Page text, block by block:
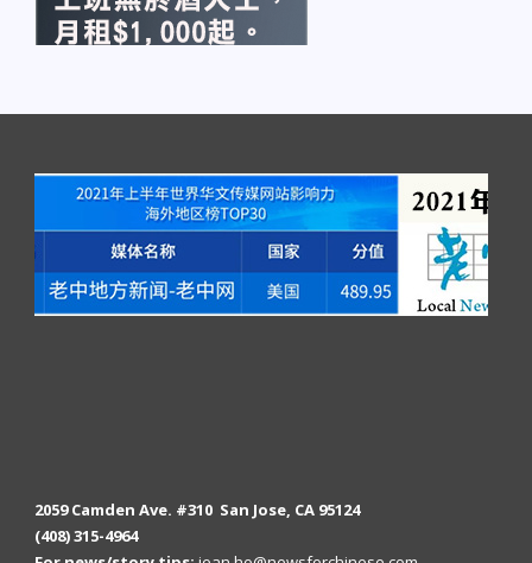
2059 Camden Ave. #310 San Jose, CA 95124
(408) 315-4964